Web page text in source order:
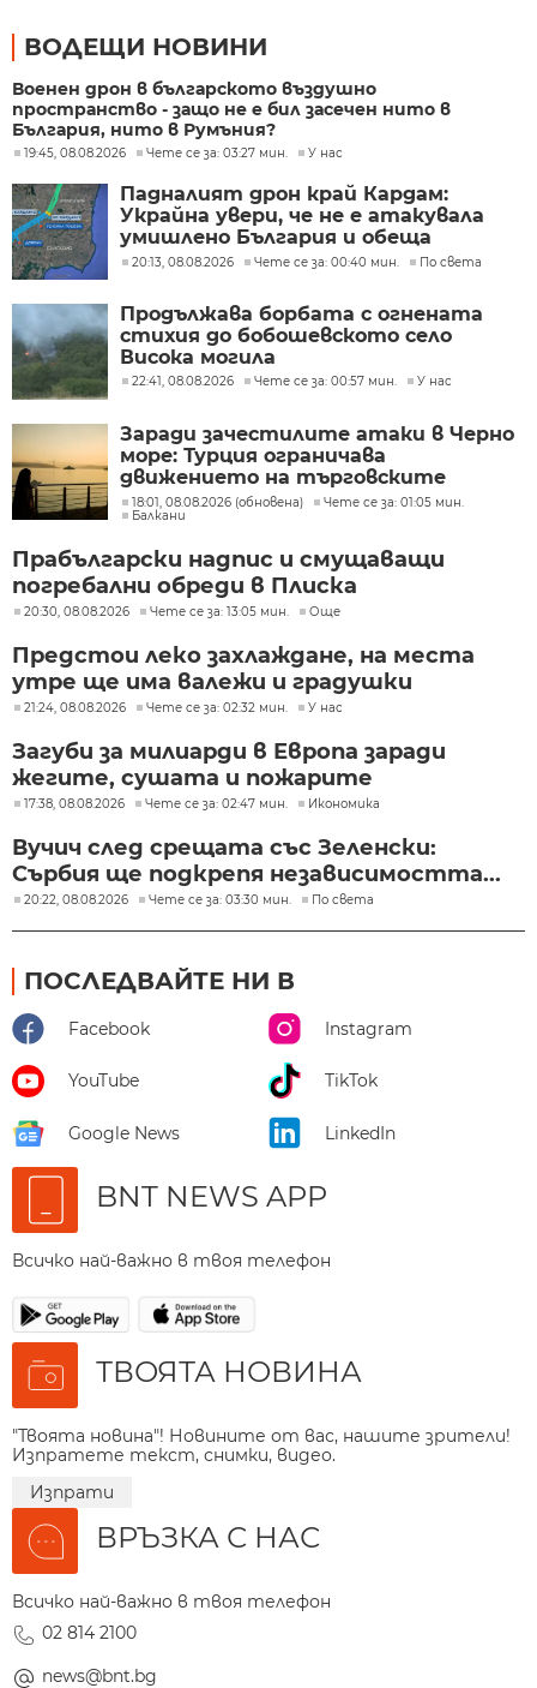
ВОДЕЩИ НОВИНИ
Военен дрон в българското въздушно
пространство - защо не е бил засечен нито в
България, нито в Румъния?
19:45, 08.08.2026 Чете се за: 03:27 мин. У нас
Падналият дрон край Кардам:
Украйна увери, че не е атакувала
умишлено България и обеща
разследване
20:13, 08.08.2026 Чете се за: 00:40 мин. По света
Продължава борбата с огнената
стихия до бобошевското село
Висока могила
22:41, 08.08.2026 Чете се за: 00:57 мин. У нас
Заради зачестилите атаки в Черно
море: Турция ограничава
движението на търговските
кораби
18:01, 08.08.2026 (обновена)
Чете се за: 01:05 мин.
Балкани
Прабългарски надпис и смущаващи
погребални обреди в Плиска
20:30, 08.08.2026 Чете се за: 13:05 мин. Още
Предстои леко захлаждане, на места
утре ще има валежи и градушки
21:24, 08.08.2026 Чете се за: 02:32 мин. У нас
Загуби за милиарди в Европа заради
жегите, сушата и пожарите
17:38, 08.08.2026 Чете се за: 02:47 мин. Икономика
Вучич след срещата със Зеленски:
Сърбия ще подкрепя независимостта...
20:22, 08.08.2026 Чете се за: 03:30 мин. По света
ПОСЛЕДВАЙТЕ НИ В
Facebook Instagram
YouTube TikTok
Google News LinkedIn
BNT NEWS APP
Всичко най-важно в твоя телефон
ТВОЯТА НОВИНА
"Твоята новина"! Новините от вас, нашите зрители!
Изпратете текст, снимки, видео.
Изпрати
ВРЪЗКА С НАС
Всичко най-важно в твоя телефон
02 814 2100
news@bnt.bg